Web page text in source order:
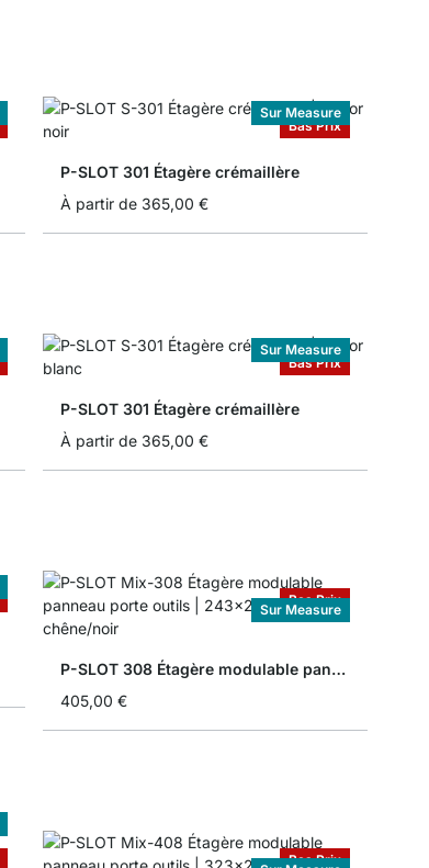
Bas Prix
Sur Measure
P-SLOT 301 Étagère crémaillère
À partir de 365,00 €
Bas Prix
Sur Measure
P-SLOT 301 Étagère crémaillère
À partir de 365,00 €
Bas Prix
Sur Measure
P-SLOT 308 Étagère modulable panneau porte outils
405,00 €
Bas Prix